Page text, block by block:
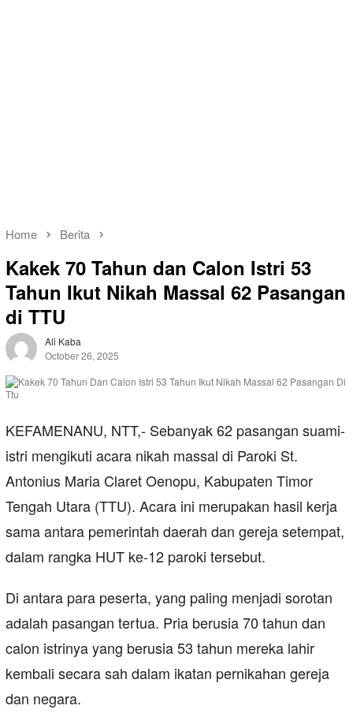
Home Berita
Kakek 70 Tahun dan Calon Istri 53
Tahun Ikut Nikah Massal 62 Pasangan
di TTU
Ali Kaba
October 26, 2025
KEFAMENANU, NTT,- Sebanyak 62 pasangan suami-
istri mengikuti acara nikah massal di Paroki St.
Antonius Maria Claret Oenopu, Kabupaten Timor
Tengah Utara (TTU). Acara ini merupakan hasil kerja
sama antara pemerintah daerah dan gereja setempat,
dalam rangka HUT ke-12 paroki tersebut.
Di antara para peserta, yang paling menjadi sorotan
adalah pasangan tertua. Pria berusia 70 tahun dan
calon istrinya yang berusia 53 tahun mereka lahir
kembali secara sah dalam ikatan pernikahan gereja
dan negara.